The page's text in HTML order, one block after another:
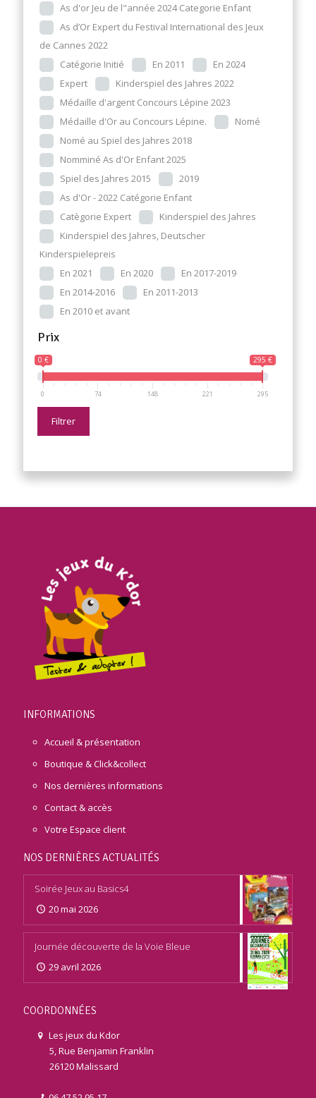
As d'or Jeu de l"année 2024 Categorie Enfant
As d’Or Expert du Festival International des Jeux
de Cannes 2022
Catégorie Initié
En 2011
En 2024
Expert
Kinderspiel des Jahres 2022
Médaille d'argent Concours Lépine 2023
Médaille d'Or au Concours Lépine.
Nomé
Nomé au Spiel des Jahres 2018
Nomminé As d'Or Enfant 2025
Spiel des Jahres 2015
2019
As d'Or - 2022 Catégorie Enfant
Catègorie Expert
Kinderspiel des Jahres
Kinderspiel des Jahres, Deutscher
Kinderspielepreis
En 2021
En 2020
En 2017-2019
En 2014-2016
En 2011-2013
En 2010 et avant
Prix
0 € 295 €
0 74 148 221 295
Filtrer
INFORMATIONS
Accueil & présentation
Boutique & Click&collect
Nos dernières informations
Contact & accès
Votre Espace client
NOS DERNIÈRES ACTUALITÉS
Soirée Jeux au Basics4
20 mai 2026
Journée découverte de la Voie Bleue
29 avril 2026
COORDONNÉES
Les jeux du Kdor
5, Rue Benjamin Franklin
26120 Malissard